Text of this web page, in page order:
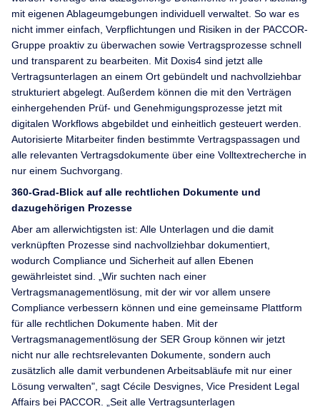
mit eigenen Ablageumgebungen individuell verwaltet. So war es
nicht immer einfach, Verpflichtungen und Risiken in der PACCOR-
Gruppe proaktiv zu überwachen sowie Vertragsprozesse schnell
und transparent zu bearbeiten. Mit Doxis4 sind jetzt alle
Vertragsunterlagen an einem Ort gebündelt und nachvollziehbar
strukturiert abgelegt. Außerdem können die mit den Verträgen
einhergehenden Prüf- und Genehmigungsprozesse jetzt mit
digitalen Workflows abgebildet und einheitlich gesteuert werden.
Autorisierte Mitarbeiter finden bestimmte Vertragspassagen und
alle relevanten Vertragsdokumente über eine Volltextrecherche in
nur einem Suchvorgang.
360-Grad-Blick auf alle rechtlichen Dokumente und
dazugehörigen Prozesse
Aber am allerwichtigsten ist: Alle Unterlagen und die damit
verknüpften Prozesse sind nachvollziehbar dokumentiert,
wodurch Compliance und Sicherheit auf allen Ebenen
gewährleistet sind. „Wir suchten nach einer
Vertragsmanagementlösung, mit der wir vor allem unsere
Compliance verbessern können und eine gemeinsame Plattform
für alle rechtlichen Dokumente haben. Mit der
Vertragsmanagementlösung der SER Group können wir jetzt
nicht nur alle rechtsrelevanten Dokumente, sondern auch
zusätzlich alle damit verbundenen Arbeitsabläufe mit nur einer
Lösung verwalten", sagt Cécile Desvignes, Vice President Legal
Affairs bei PACCOR. „Seit alle Vertragsunterlagen